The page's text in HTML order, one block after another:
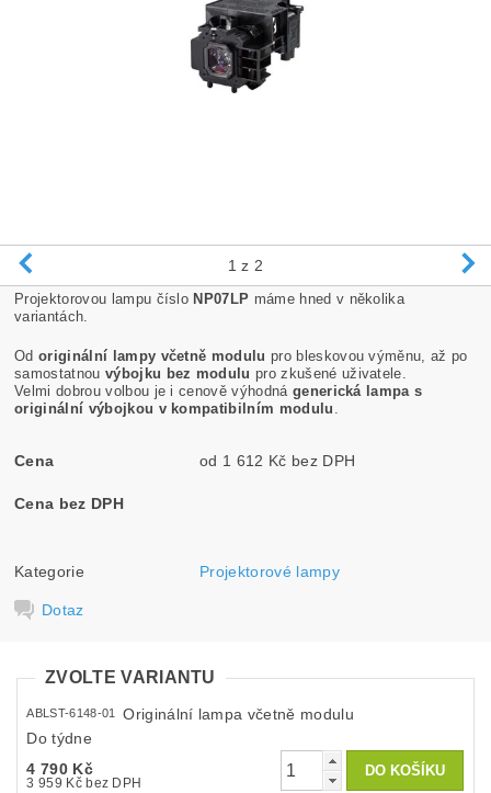
1 z 2
Projektorovou lampu číslo NP07LP máme hned v několika
variantách.
Odoriginální lampy včetně modulu pro bleskovou výměnu, až po
samostatnou výbojku bez modulu pro zkušené uživatele.
Velmi dobrou volbou je i cenově výhodná generická lampa s
originální výbojkou v kompatibilním modulu
Cena od 1 612 Kč bez DPH
Cena bez DPH
Kategorie Projektorové lampy
Dotaz
ZVOLTE VARIANTU
ABLST-6148-01
Originální lampa včetně modulu
Do týdne
4 790 Kč
3 959 Kč bez DPH